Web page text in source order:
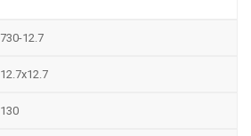
730-12.7
12.7x12.7
130